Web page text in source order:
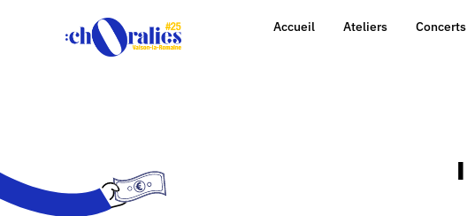
Accueil Ateliers Concerts